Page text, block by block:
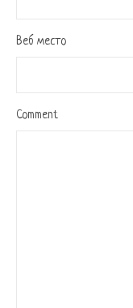
Веб место
Comment